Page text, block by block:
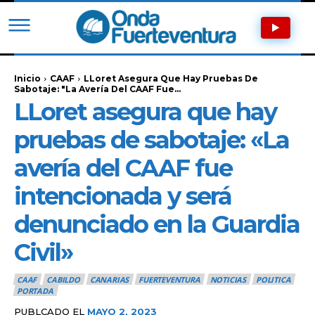
Inicio CAAF
LLoret Asegura Que Hay Pruebas De
Sabotaje: "La Avería Del CAAF Fue...
LLoret asegura que hay
pruebas de sabotaje: «La
avería del CAAF fue
intencionada y será
denunciado en la Guardia
Civil»
CAAF CABILDO CANARIAS FUERTEVENTURA NOTICIAS
POLITICA
PORTADA
PUBLCADO EL MAYO 2, 2023